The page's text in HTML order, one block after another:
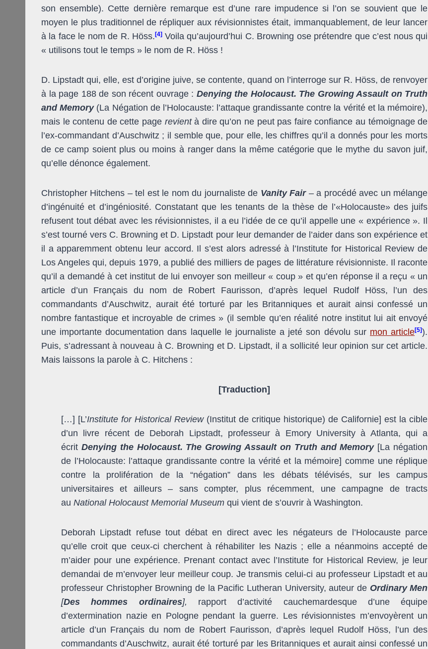
son ensemble). Cette dernière remarque est d’une rare impudence si l’on se souvient que le
moyen le plus traditionnel de répliquer aux révisionnistes était, immanquablement, de leur lancer
à la face le nom de R. Höss.[4] Voila qu’aujourd’hui C. Browning ose prétendre que c’est nous qui
« utilisons tout le temps » le nom de R. Höss !
D. Lipstadt qui, elle, est d’origine juive, se contente, quand on l’interroge sur R. Höss, de renvoyer
à la page 188 de son récent ouvrage : Denying the Holocaust. The Growing Assault on Truth
and Memory (La Négation de l’Holocauste: l’attaque grandissante contre la vérité et la mémoire),
mais le contenu de cette page revientà dire qu’on ne peut pas faire confiance au témoignage de
l’ex-commandant d’Auschwitz ; il semble que, pour elle, les chiffres qu’il a donnés pour les morts
de ce camp soient plus ou moins à ranger dans la même catégorie que le mythe du savon juif,
qu’elle dénonce également.
Christopher Hitchens – tel est le nom du journaliste de Vanity Fair–a procédé avec un mélange
d’ingénuité et d’ingéniosité. Constatant que les tenants de la thèse de l’«Holocauste» des juifs
refusent tout débat avec les révisionnistes, il a eu l’idée de ce qu’il appelle une « expérience ». Il
s’est tourné vers C. Browning et D. Lipstadt pour leur demander de l’aider dans son expérience et
il a apparemment obtenu leur accord. Il s’est alors adressé à l’Institute for Historical Review de
Los Angeles qui, depuis 1979, a publié des milliers de pages de littérature révisionniste. Il raconte
qu’il a demandé à cet institut de lui envoyer son meilleur « coup » et qu’en réponse il a reçu « un
article d’un Français du nom de Robert Faurisson, d’après lequel Rudolf Höss, l’un des
commandants d’Auschwitz, aurait été torturé par les Britanniques et aurait ainsi confessé un
nombre fantastique et incroyable de crimes » (il semble qu’en réalité notre institut lui ait envoyé
une importante documentation dans laquelle le journaliste a jeté son dévolu sur mon article[5]).
Puis, s’adressant à nouveau à C. Browning et D. Lipstadt, il a sollicité leur opinion sur cet article.
Mais laissons la parole à C. Hitchens :
[Traduction]
[…] [L’Institute for Historical Review (Institut de critique historique) de Californie] est la cible
d’un livre récent de Deborah Lipstadt, professeur à Emory University à Atlanta, qui a
écrit Denying the Holocaust. The Growing Assault on Truth and Memory [La négation
de l’Holocauste: l’attaque grandissante contre la vérité et la mémoire] comme une réplique
contre la prolifération de la “négation” dans les débats télévisés, sur les campus
universitaires et ailleurs – sans compter, plus récemment, une campagne de tracts
au National Holocaust Memorial Museum qui vient de s’ouvrir à Washington.
Deborah Lipstadt refuse tout débat en direct avec les négateurs de l’Holocauste parce
qu’elle croit que ceux-ci cherchent à réhabiliter les Nazis ; elle a néanmoins accepté de
m’aider pour une expérience. Prenant contact avec l’Institute for Historical Review, je leur
demandai de m’envoyer leur meilleur coup. Je transmis celui-ci au professeur Lipstadt et au
professeur Christopher Browning de la Pacific Lutheran University, auteur de Ordinary Men
[Des hommes ordinaires], rapport d’activité cauchemardesque d’une équipe
d’extermination nazie en Pologne pendant la guerre. Les révisionnistes m’envoyèrent un
article d’un Français du nom de Robert Faurisson, d’après lequel Rudolf Höss, l’un des
commandants d’Auschwitz, aurait été torturé par les Britanniques et aurait ainsi confessé un